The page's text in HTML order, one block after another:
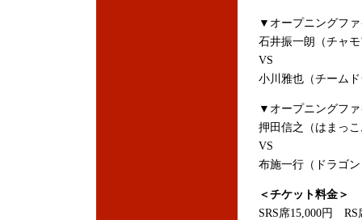
▼オープニングフ
石井振一朗（チャ
VS
小川雅也（チーム
▼オープニングフ
押田信之（はまっ
VS
布施一行（ドラゴ
＜チケット料金＞
SRS席15,000円